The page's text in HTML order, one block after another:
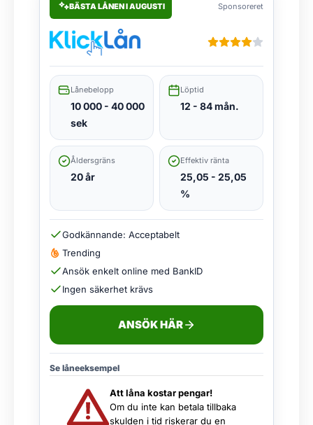
BÄSTA LÅNEN I AUGUSTI Sponsoreret
Lånebelopp
10 000 - 40 000
sek
Löptid
12 - 84 mån.
Åldersgräns
20 år
Effektiv ränta
25,05 - 25,05
%
Godkännande: Acceptabelt
Trending
Ansök enkelt online med BankID
Ingen säkerhet krävs
ANSÖK HÄR
Se låneeksempel
Att låna kostar pengar!
Om du inte kan betala tillbaka
skulden i tid riskerar du en